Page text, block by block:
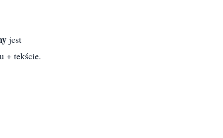
jest
+ tekście.